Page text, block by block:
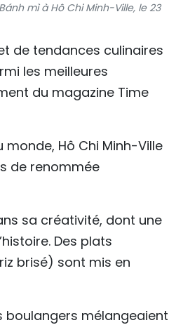
mì à Hô Chi Minh-Ville, le 23
de tendances culinaires
les meilleures
du magazine Time
Hô Chi Minh-Ville
de renommée
sa créativité, dont une
Des plats
brisé) sont mis en
boulangers mélangeaient